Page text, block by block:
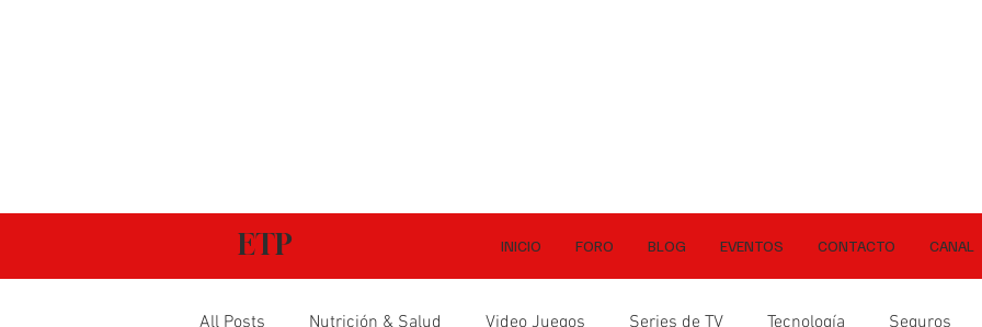
INICIO FORO BLOG EVENTOS CONTACTO CANAL
ETP
All Posts Nutrición & Salud Video Juegos Series de TV Tecnología Seguros